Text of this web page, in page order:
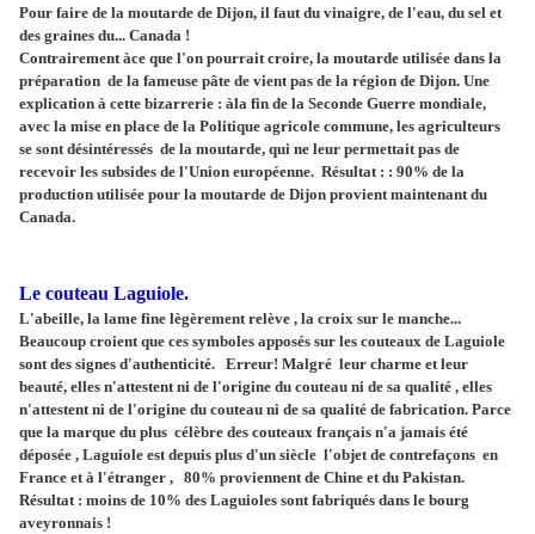
Pour faire de la moutarde de Dijon, il faut du vinaigre, de l'eau, du sel et
des graines du... Canada !
Contrairement àce que l'on pourrait croire, la moutarde utilisée dans la
préparation de la fameuse pâte de vient pas de la région de Dijon. Une
explication à cette bizarrerie : àla fin de la Seconde Guerre mondiale,
avec la mise en place de la Politique agricole commune, les agriculteurs
se sont désintéressés de la moutarde, qui ne leur permettait pas de
recevoir les subsides de l'Union européenne. Résultat : : 90% de la
production utilisée pour la moutarde de Dijon provient maintenant du
Canada.
Le couteau Laguiole.
L'abeille, la lame fine lègèrement relève , la croix sur le manche...
Beaucoup croient que ces symboles apposés sur les couteaux de Laguiole
sont des signes d'authenticité. Erreur! Malgré leur charme et leur
beauté, elles n'attestent ni de l'origine du couteau ni de sa qualité , elles
n'attestent ni de l'origine du couteau ni de sa qualité de fabrication. Parce
que la marque du plus célèbre des couteaux français n'a jamais été
déposée , Laguiole est depuis plus d'un siècle l'objet de contrefaçons en
France et à l'étranger , 80% proviennent de Chine et du Pakistan.
Résultat : moins de 10% des Laguioles sont fabriqués dans le bourg
aveyronnais !